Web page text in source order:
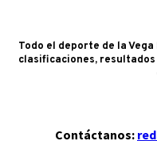
Todo el deporte de la
clasificaciones,
Contáctanos: